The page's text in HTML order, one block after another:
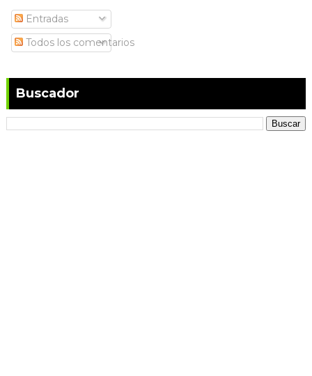
Entradas
Todos los comentarios
Buscador